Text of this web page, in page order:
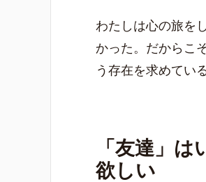
わたしは心の旅を
かった。だからこ
う存在を求めてい
「友達」
欲しい